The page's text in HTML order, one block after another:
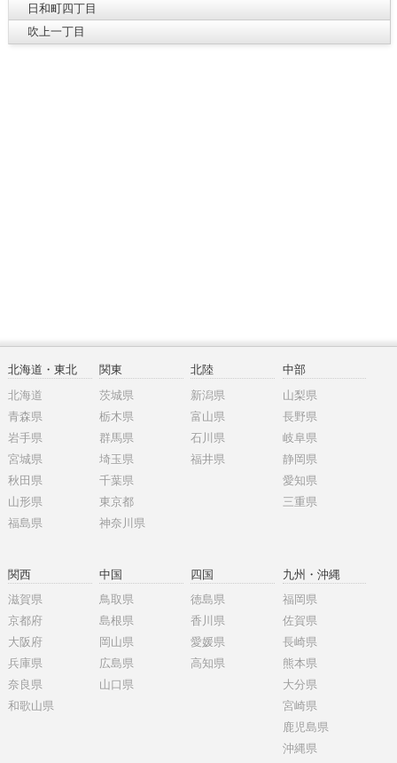
日和町四丁目
吹上一丁目
北海道・東北
北海道
青森県
岩手県
宮城県
秋田県
山形県
福島県
関東
茨城県
栃木県
群馬県
埼玉県
千葉県
東京都
神奈川県
北陸
新潟県
富山県
石川県
福井県
中部
山梨県
長野県
岐阜県
静岡県
愛知県
三重県
関西
滋賀県
京都府
大阪府
兵庫県
奈良県
和歌山県
中国
鳥取県
島根県
岡山県
広島県
山口県
四国
徳島県
香川県
愛媛県
高知県
九州・沖縄
福岡県
佐賀県
長崎県
熊本県
大分県
宮崎県
鹿児島県
沖縄県